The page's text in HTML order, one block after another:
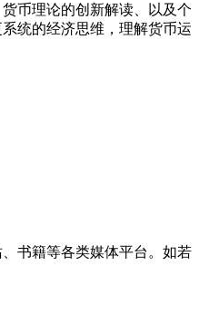
币理论的创新解读、以及个
统的经济思维，理解货币运
书籍等各类媒体平台。如若